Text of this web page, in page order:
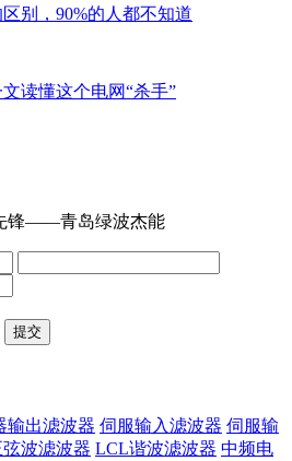
别，90%的人都不知道
读懂这个电网“杀手”
锋——青岛绿波杰能
输出滤波器 伺服输入滤波器 伺服输
弦波滤波器 LCL谐波滤波器 中频电